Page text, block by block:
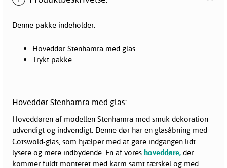
Denne pakke indeholder:
Hoveddør Stenhamra med glas
Trykt pakke
Hoveddør Stenhamra med glas:
Hoveddøren af modellen Stenhamra med smuk dekoration
udvendigt og indvendigt. Denne dør har en glasåbning med
Cotswold-glas, som hjælper med at gøre indgangen lidt
lysere og mere indbydende. En af vores hoveddøre, der
kommer fuldt monteret med karm samt tærskel og med